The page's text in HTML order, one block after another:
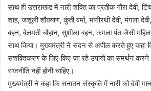
साथ ही उत्तराखंड में नारी शक्ति का प्रतीक गौरा देवी,
शाह, जशूली शौक्याण, कुंती वर्मा, भागीरथी देवी, मंगला
बहन, बेलमती चौहान, सुशीला बहन, कमला पंत जैसी
साथ किया। मुख्यमंत्री ने सदन से अपील करते हुए कहा
सशक्तिकरण के लिए किए जा रहे उपायों का समर्थन करने
राजनीति नहीं होनी चाहिए।
मुख्यमंत्री ने कहा कि सनातन संस्कृति में नारी को देवी